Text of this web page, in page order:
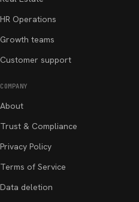
HR Operations
Growth teams
Customer support
COMPANY
About
Trust & Compliance
Privacy Policy
Terms of Service
Data deletion